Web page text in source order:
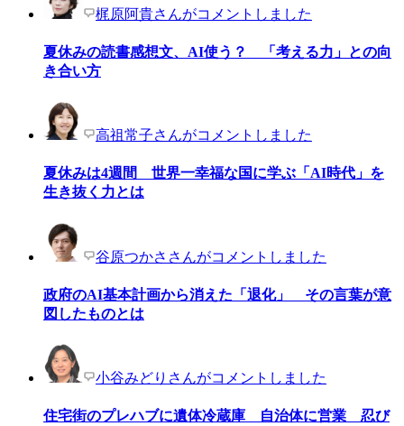
梶原阿貴さんがコメントしました
夏休みの読書感想文、AI使う？ 「考える力」との向
き合い方
高祖常子さんがコメントしました
夏休みは4週間 世界一幸福な国に学ぶ「AI時代」を
生き抜く力とは
谷原つかささんがコメントしました
政府のAI基本計画から消えた「退化」 その言葉が意
図したものとは
小谷みどりさんがコメントしました
住宅街のプレハブに遺体冷蔵庫 自治体に営業 忍び